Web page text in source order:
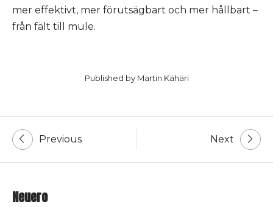
mer effektivt, mer förutsägbart och mer hållbart –
från fält till mule.
Published by Martin Kähäri
Post
navigation
Previous Next
Neuero